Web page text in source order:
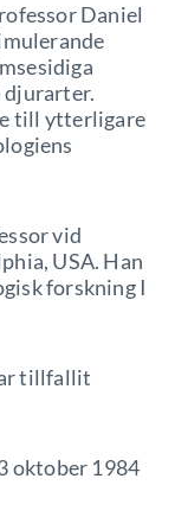
Daniel
djurarter.
till ytterligare
vid
USA. Han
forskning I
tillfallit
oktober 1984